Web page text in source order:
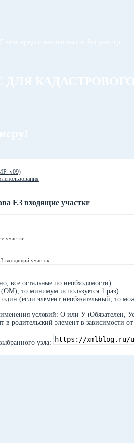
ЕЗ входящие участки
участки
входящий участок
все остальные по необходимости)
то минимум используется 1 раз)
(если элемент необязательный, то
условий: О или У (Обязателен,
в родительский элемент в зависимости
узла: